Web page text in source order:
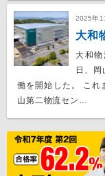
2025年
大和
大和
日、
働を開始した。 これ
山第二物流セン…